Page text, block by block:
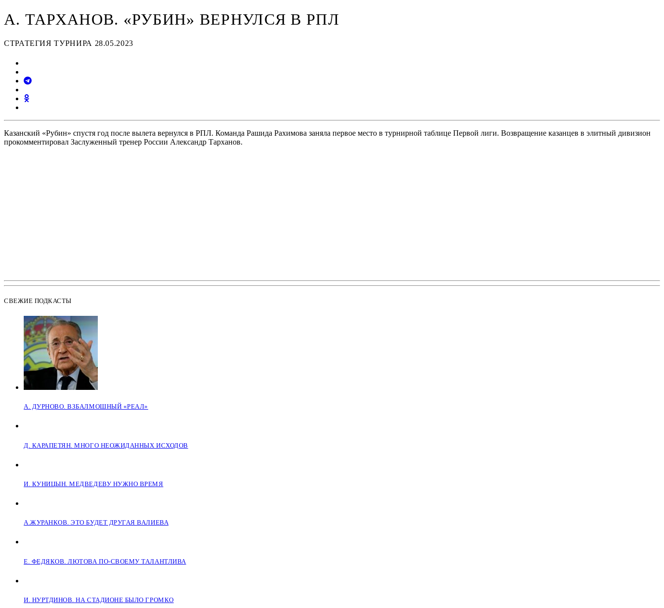
А. ТАРХАНОВ. «РУБИН» ВЕРНУЛСЯ В РПЛ
СТРАТЕГИЯ ТУРНИРА 28.05.2023
Казанский «Рубин» спустя год после вылета вернулся в РПЛ. Команда Рашида Рахимова заняла первое место в турнирной таблице Первой лиги. Возвращение казанцев в элитный дивизион
прокомментировал Заслуженный тренер России Александр Тарханов.
СВЕЖИЕ ПОДКАСТЫ
А. ДУРНОВО. ВЗБАЛМОШНЫЙ «РЕАЛ»
Д. КАРАПЕТЯН. МНОГО НЕОЖИДАННЫХ ИСХОДОВ
И. КУНИЦЫН. МЕДВЕДЕВУ НУЖНО ВРЕМЯ
А.ЖУРАНКОВ. ЭТО БУДЕТ ДРУГАЯ ВАЛИЕВА
Е. ФЕДЯКОВ. ЛЮТОВА ПО-СВОЕМУ ТАЛАНТЛИВА
И. НУРТДИНОВ. НА СТАДИОНЕ БЫЛО ГРОМКО